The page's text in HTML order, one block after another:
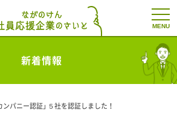
t
o
g
g
l
e
n
a
新着情報
パニー認証」 ５社を認証しました！